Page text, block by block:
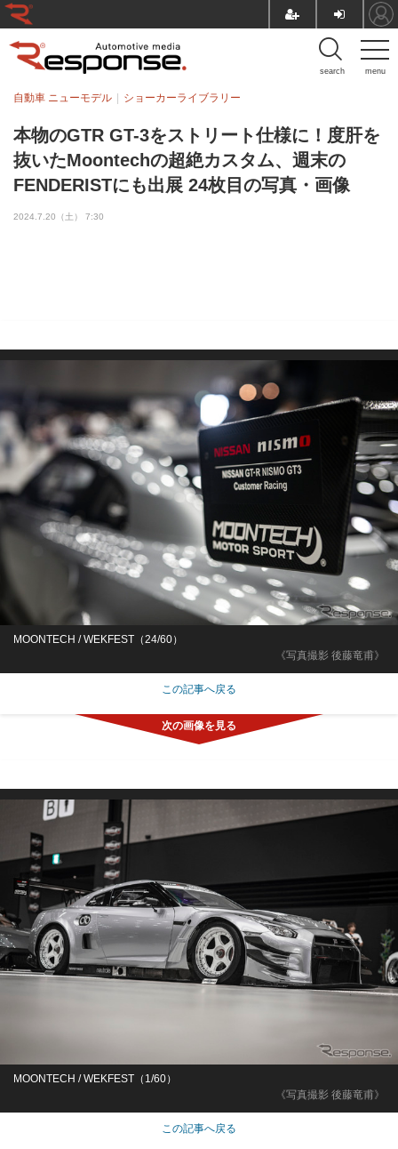
menu
search
本物のGTR GT-3をストリート仕様に！度肝を
抜いたMoontechの超絶カスタム、週末の
FENDERISTにも出展 24枚目の写真・画像
自動車 ニューモデル ショーカーライブラリー
2024.7.20（土） 7:30
《写真撮影 後藤竜甫》
MOONTECH / WEKFEST（24/60）
この記事へ戻る
《写真撮影 後藤竜甫》
MOONTECH / WEKFEST（1/60）
この記事へ戻る